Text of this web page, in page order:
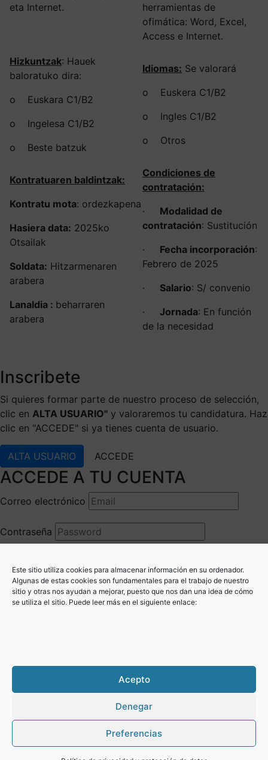
Este sitio utiliza cookies para almacenar información en su ordenador.
Algunas de estas cookies son fundamentales para el trabajo de nuestro
sitio y otras nos ayudan a mejorar, puesto que nos dan una idea de cómo
se utiliza el sitio. Puede leer más en el siguiente enlace:
Acepto
Denegar
Preferencias
eta Internet.
herramientas de
ofimática: Word, Excel,
Access e Internet.
Hizkuntzak: Hauek
baloratuko dira:
o Euskara C1/B2
o Ingelesa C1/B2
o Beste batzuk
Idiomas: Se valorará
o Euskera C1/B2
o Ingles C1/B2
o Otros
Kontratuaren baldintzak:
Kontratu mota: ordezkapena
Hasiera data: 2025ko
Otsailak
Soldata: Hitzarmenaren
arabera
Lanaldia : beharraren
arabera
Condiciones de
contratación:
· Modalidad de
contratación: Sustitución
· Fecha incorporación:
Febrero de 2025
· Salario: S/ convenio
· Jornada: En función
de la necesidad
Inscribete
Si quieres formar parte de nuestro proceso de selección,
clic en ALTA USUARIO" y valoraremos tu candidatura. Haz
clic en "ACCEDE" si ya tienes cuenta de usuario.
ALTA USUARIO ACCEDE
ACCEDE A TU CUENTA
Correo electrónico
Contraseña
a través de nuestro portal de ofertas de empleo y valoraremos tu
Política de privacidad